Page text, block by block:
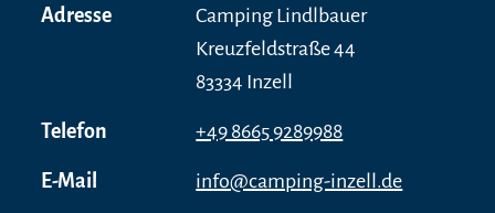
Adresse
Camping Lindlbauer
Kreuzfeldstraße 44
83334 Inzell
Telefon +49 8665 9289988
E-Mail info@camping-inzell.de